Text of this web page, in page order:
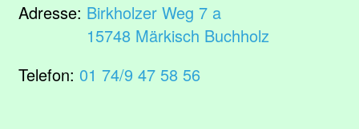
Adresse: Birkholzer Weg 7 a
15748 Märkisch Buchholz
Telefon: 01 74/9 47 58 56